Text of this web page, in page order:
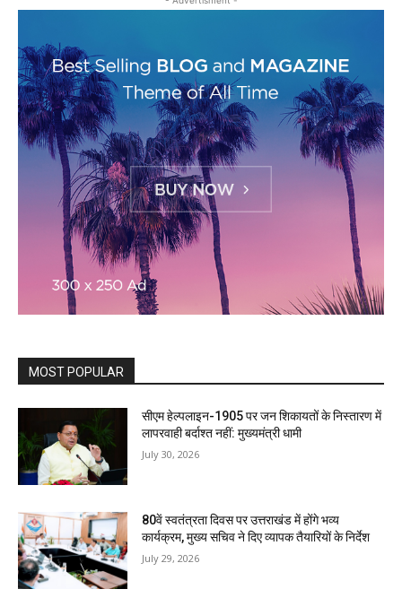
MOST POPULAR
सीएम हेल्पलाइन-1905 पर जन शिकायतों के निस्तारण में
लापरवाही बर्दाश्त नहीं: मुख्यमंत्री धामी
July 30, 2026
80वें स्वतंत्रता दिवस पर उत्तराखंड में होंगे भव्य
कार्यक्रम, मुख्य सचिव ने दिए व्यापक तैयारियों के निर्देश
July 29, 2026